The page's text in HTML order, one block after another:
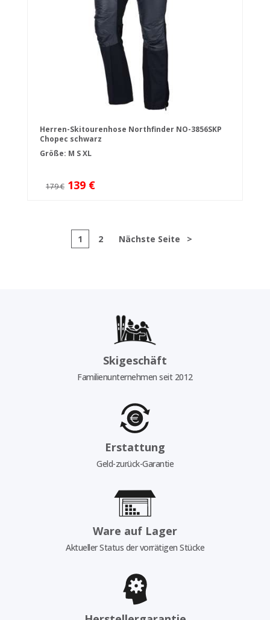
Herren-Skitourenhose Northfinder NO-3856SKP
Chopec schwarz
Größe: M SXL
179 € 139 €
1 2 Nächste Seite >
Skigeschäft
Familienunternehmen seit 2012
Erstattung
Geld-zurück-Garantie
Ware auf Lager
Aktueller Status der vorrätigen Stücke